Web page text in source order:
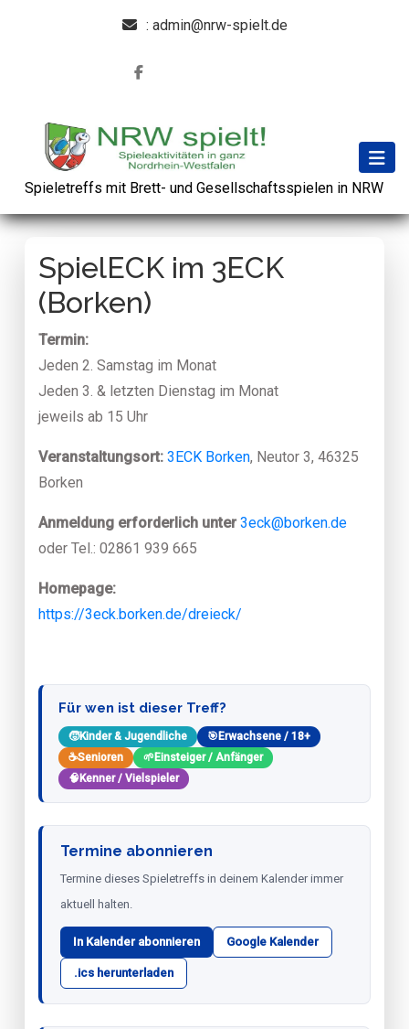
: admin@nrw-spielt.de
Spieletreffs mit Brett- und Gesellschaftsspielen in NRW
SpielECK im 3ECK
(Borken)
Termin:
Jeden 2. Samstag im Monat
Jeden 3. & letzten Dienstag im Monat
jeweils ab 15 Uhr
Veranstaltungsort: 3ECK Borken, Neutor 3, 46325
Borken
Anmeldung erforderlich unter 3eck@borken.de
oder Tel.: 02861 939 665
Homepage:
https://3eck.borken.de/dreieck/
Für wen ist dieser Treff?
🧒Kinder & Jugendliche 🎯 Erwachsene / 18+
☕Senioren 🌱 Einsteiger / Anfänger
🧠 Kenner / Vielspieler
Termine abonnieren
Termine dieses Spieletreffs in deinem Kalender immer
aktuell halten.
In Kalender abonnieren Google Kalender
.ics herunterladen